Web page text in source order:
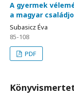
A gyermek
a magyar
Subasicz Éva
85-108
PDF